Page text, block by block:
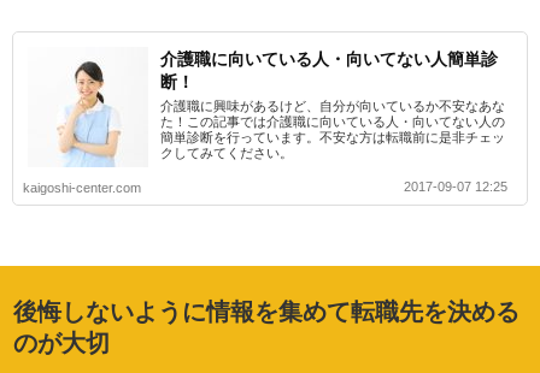
介護職に向いている人・向いてない人簡単診
断！
介護職に興味があるけど、自分が向いているか不安なあな
た！この記事では介護職に向いている人・向いてない人の
簡単診断を行っています。不安な方は転職前に是非チェッ
クしてみてください。
kaigoshi-center.com 2017-09-07 12:25
後悔しないように情報を集めて転職先を決める
のが大切